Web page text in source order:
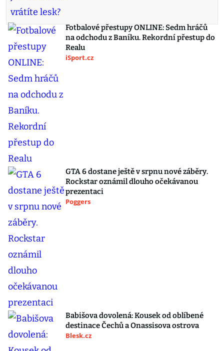
Fotbalové přestupy ONLINE: Sedm hráčů
na odchodu z Baníku. Rekordní přestup do
Realu
iSport.cz
GTA 6 dostane ještě v srpnu nové záběry.
Rockstar oznámil dlouho očekávanou
prezentaci
Poggers
Babišova dovolená: Kousek od oblíbené
destinace Čechů a Onassisova ostrova
Blesk.cz